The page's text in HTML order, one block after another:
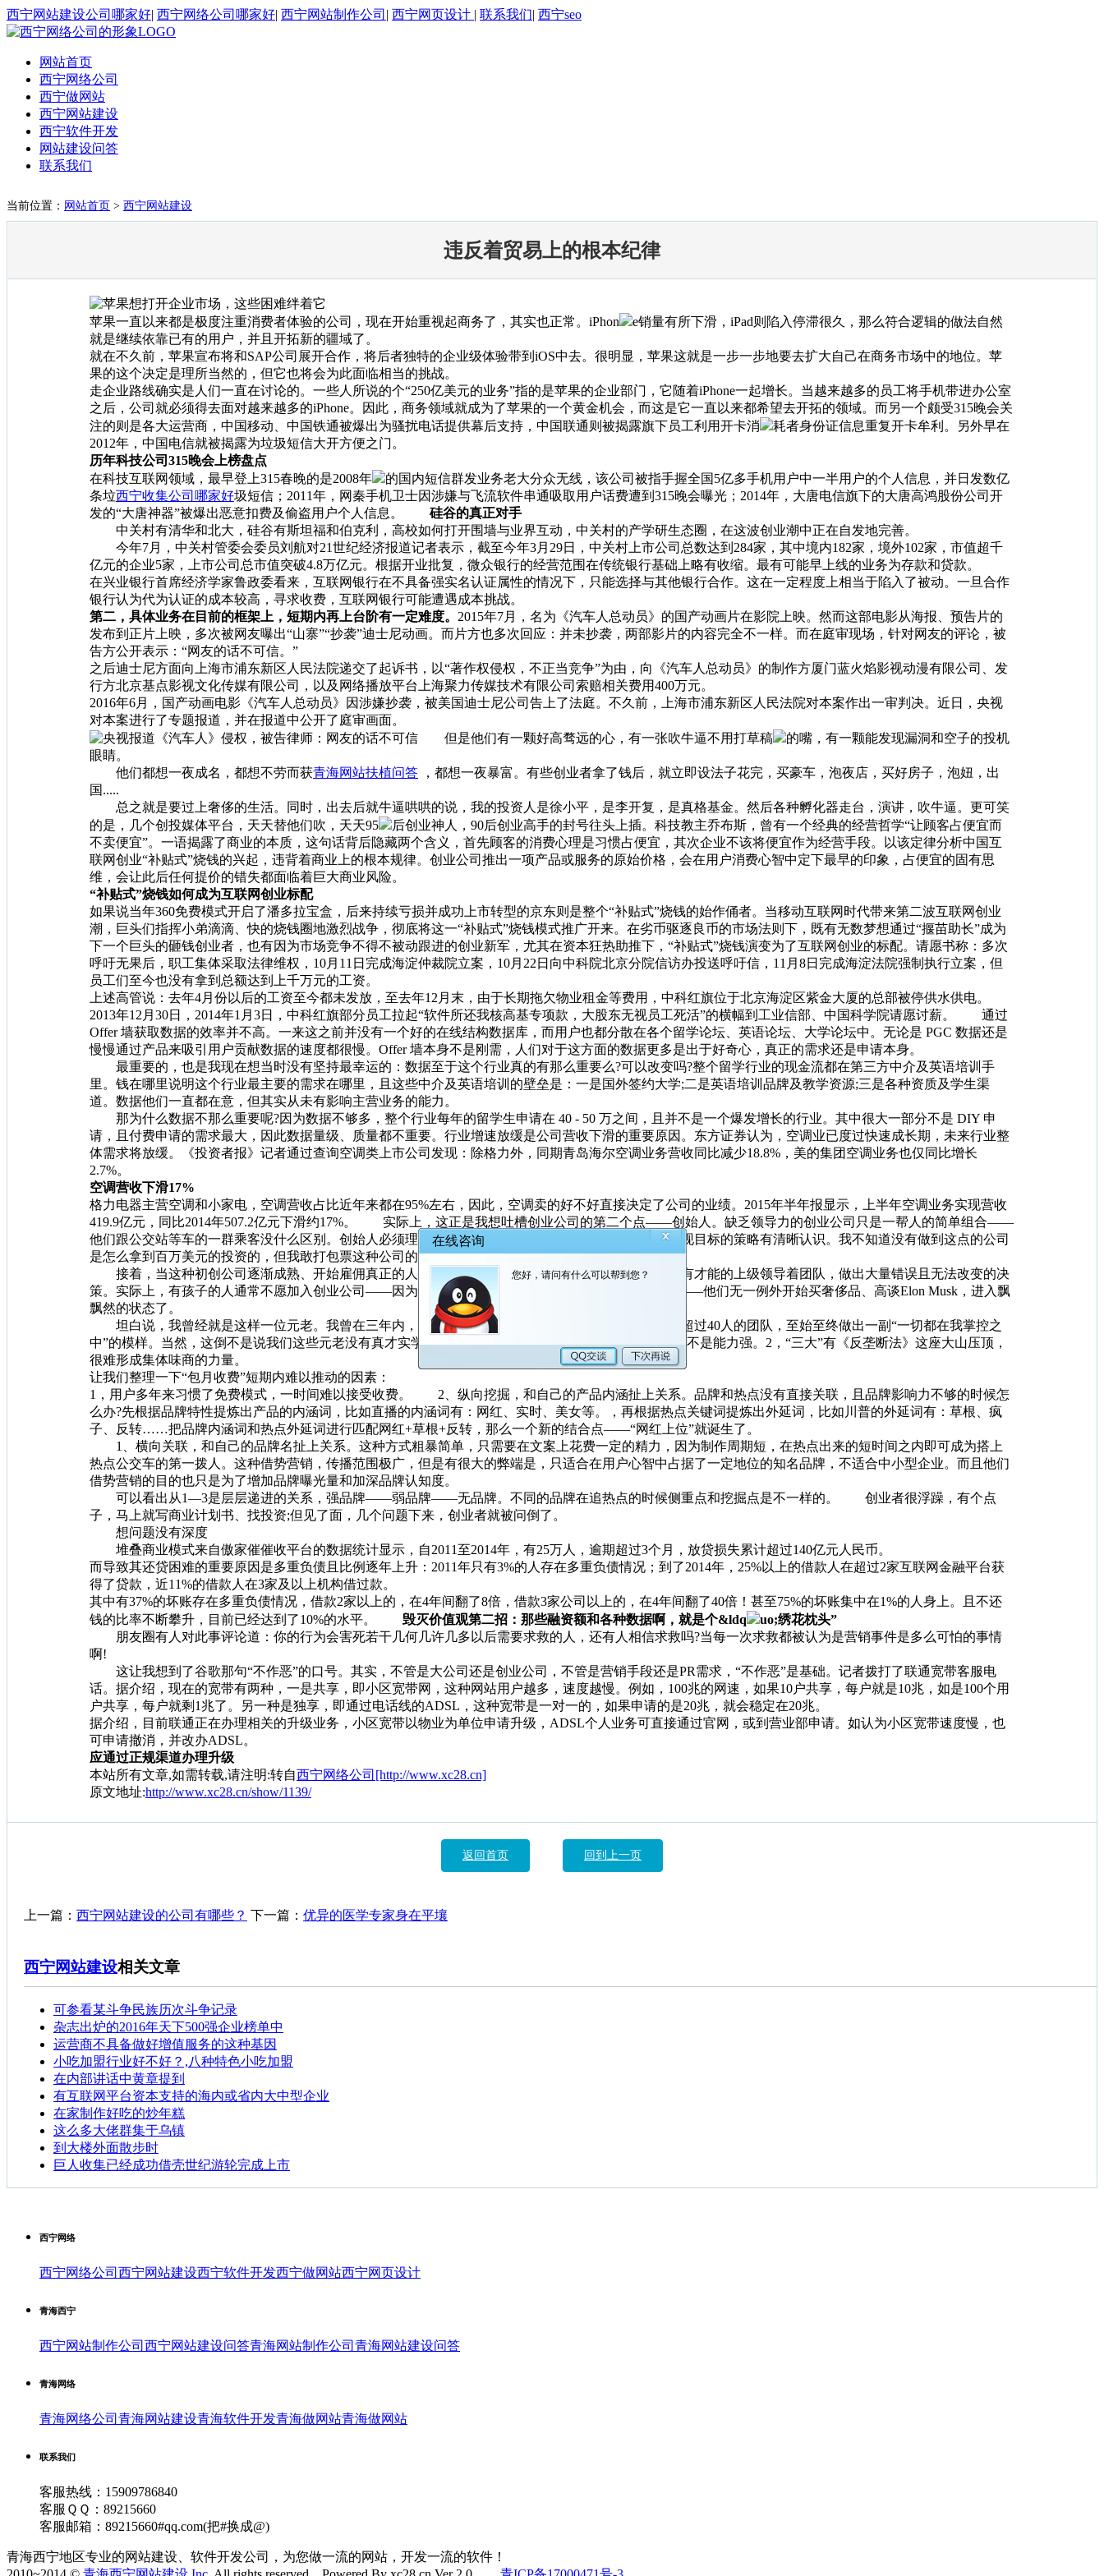
西宁网站建设公司哪家好| 西宁网络公司哪家好| 西宁网站制作公司 | 西宁网页设计 | 联系我们| 西宁seo
网站首页
西宁网络公司
西宁做网站
西宁网站建设
西宁软件开发
网站建设问答
联系我们
当前位置： 网站首页 > 西宁网站建设
违反着贸易上的根本纪律
苹果一直以来都是极度注重消费者体验的公司，现在开始重视起商务了，其实也正常。iPhon
e销量有所下滑，iPad则陷入停滞很久，那么符合逻辑的做法自然
就是继续依靠已有的用户，并且开拓新的疆域了。
就在不久前，苹果宣布将和SAP公司展开合作，将后者独特的企业级体验带到iOS中去。很明显，苹果这就是一步一步地要去扩大自己在商务市场中的地位。苹
果的这个决定是理所当然的，但它也将会为此面临相当的挑战。
走企业路线确实是人们一直在讨论的。一些人所说的个“250亿美元的业务”指的是苹果的企业部门，它随着iPhone一起增长。当越来越多的员工将手机带进办公室
之后，公司就必须得去面对越来越多的iPhone。因此，商务领域就成为了苹果的一个黄金机会，而这是它一直以来都希望去开拓的领域。而另一个颇受315晚会关
注的则是各大运营商，中国移动、中国铁通被爆出为骚扰电话提供幕后支持，中国联通则被揭露旗下员工利用开卡消
耗者身份证信息重复开卡牟利。另外早在
2012年，中国电信就被揭露为垃圾短信大开方便之门。
历年科技公司315晚会上榜盘点
在科技互联网领域，最早登上315春晚的是2008年
的国内短信群发业务老大分众无线，该公司被指手握全国5亿多手机用户中一半用户的个人信息，并日发数亿
条垃西宁收集公司哪家好圾短信；2011年，网秦手机卫士因涉嫌与飞流软件串通吸取用户话费遭到315晚会曝光；2014年，大唐电信旗下的大唐高鸿股份公司开
发的“大唐神器”被爆出恶意扣费及偷盗用户个人信息。
硅谷的真正对手
中关村有清华和北大，硅谷有斯坦福和伯克利，高校如何打开围墙与业界互动，中关村的产学研生态圈，在这波创业潮中正在自发地完善。
今年7月，中关村管委会委员刘航对21世纪经济报道记者表示，截至今年3月29日，中关村上市公司总数达到284家，其中境内182家，境外102家，市值超千
亿元的企业5家，上市公司总市值突破4.8万亿元。根据开业批复，微众银行的经营范围在传统银行基础上略有收缩。最有可能早上线的业务为存款和贷款。
在兴业银行首席经济学家鲁政委看来，互联网银行在不具备强实名认证属性的情况下，只能选择与其他银行合作。这在一定程度上相当于陷入了被动。一旦合作
银行认为代为认证的成本较高，寻求收费，互联网银行可能遭遇成本挑战。
第二，具体业务在目前的框架上，短期内再上台阶有一定难度。 2015年7月，名为《汽车人总动员》的国产动画片在影院上映。然而这部电影从海报、预告片的
发布到正片上映，多次被网友曝出“山寨”“抄袭”迪士尼动画。而片方也多次回应：并未抄袭，两部影片的内容完全不一样。而在庭审现场，针对网友的评论，被
告方公开表示：“网友的话不可信。”
之后迪士尼方面向上海市浦东新区人民法院递交了起诉书，以“著作权侵权，不正当竞争”为由，向《汽车人总动员》的制作方厦门蓝火焰影视动漫有限公司、发
行方北京基点影视文化传媒有限公司，以及网络播放平台上海聚力传媒技术有限公司索赔相关费用400万元。
2016年6月，国产动画电影《汽车人总动员》因涉嫌抄袭，被美国迪士尼公司告上了法庭。不久前，上海市浦东新区人民法院对本案作出一审判决。近日，央视
对本案进行了专题报道，并在报道中公开了庭审画面。
但是他们有一颗好高骛远的心，有一张吹牛逼不用打草稿
的嘴，有一颗能发现漏洞和空子的投机
眼睛。
他们都想一夜成名，都想不劳而获青海网站扶植问答 ，都想一夜暴富。有些创业者拿了钱后，就立即设法子花完，买豪车，泡夜店，买好房子，泡妞，出
国.....
总之就是要过上奢侈的生活。同时，出去后就牛逼哄哄的说，我的投资人是徐小平，是李开复，是真格基金。然后各种孵化器走台，演讲，吹牛逼。更可笑
的是，几个创投媒体平台，天天替他们吹，天天95
后创业神人，90后创业高手的封号往头上插。科技教主乔布斯，曾有一个经典的经营哲学“让顾客占便宜而
不卖便宜”。一语揭露了商业的本质，这句话背后隐藏两个含义，首先顾客的消费心理是习惯占便宜，其次企业不该将便宜作为经营手段。以该定律分析中国互
联网创业“补贴式”烧钱的兴起，违背着商业上的根本规律。创业公司推出一项产品或服务的原始价格，会在用户消费心智中定下最早的印象，占便宜的固有思
维，会让此后任何提价的错失都面临着巨大商业风险。
“补贴式”烧钱如何成为互联网创业标配
如果说当年360免费模式开启了潘多拉宝盒，后来持续亏损并成功上市转型的京东则是整个“补贴式”烧钱的始作俑者。当移动互联网时代带来第二波互联网创业
潮，巨头们指挥小弟滴滴、快的烧钱圈地激烈战争，彻底将这一“补贴式”烧钱模式推广开来。在劣币驱逐良币的市场法则下，既有无数梦想通过“揠苗助长”成为
下一个巨头的砸钱创业者，也有因为市场竞争不得不被动跟进的创业新军，尤其在资本狂热助推下，“补贴式”烧钱演变为了互联网创业的标配。请愿书称：多次
呼吁无果后，职工集体采取法律维权，10月11日完成海淀仲裁院立案，10月22日向中科院北京分院信访办投送呼吁信，11月8日完成海淀法院强制执行立案，但
员工们至今也没有拿到总额达到上千万元的工资。
上述高管说：去年4月份以后的工资至今都未发放，至去年12月末，由于长期拖欠物业租金等费用，中科红旗位于北京海淀区紫金大厦的总部被停供水供电。
2013年12月30日，2014年1月3日，中科红旗部分员工拉起“软件所还我核高基专项款，大股东无视员工死活”的横幅到工业信部、中国科学院请愿讨薪。 通过
Offer 墙获取数据的效率并不高。一来这之前并没有一个好的在线结构数据库，而用户也都分散在各个留学论坛、英语论坛、大学论坛中。无论是 PGC 数据还是
慢慢通过产品来吸引用户贡献数据的速度都很慢。Offer 墙本身不是刚需，人们对于这方面的数据更多是出于好奇心，真正的需求还是申请本身。
最重要的，也是我现在想当时没有坚持最幸运的：数据至于这个行业真的有那么重要么?可以改变吗?整个留学行业的现金流都在第三方中介及英语培训手
里。钱在哪里说明这个行业最主要的需求在哪里，且这些中介及英语培训的壁垒是：一是国外签约大学;二是英语培训品牌及教学资源;三是各种资质及学生渠
道。数据他们一直都在意，但其实从未有影响主营业务的能力。
那为什么数据不那么重要呢?因为数据不够多，整个行业每年的留学生申请在 40 - 50 万之间，且并不是一个爆发增长的行业。其中很大一部分不是 DIY 申
请，且付费申请的需求最大，因此数据量级、质量都不重要。行业增速放缓是公司营收下滑的重要原因。东方证券认为，空调业已度过快速成长期，未来行业整
体需求将放缓。《投资者报》记者通过查询空调类上市公司发现：除格力外，同期青岛海尔空调业务营收同比减少18.8%，美的集团空调业务也仅同比增长
2.7%。
空调营收下滑17%
格力电器主营空调和小家电，空调营收占比近年来都在95%左右，因此，空调卖的好不好直接决定了公司的业绩。2015年半年报显示，上半年空调业务实现营收
419.9亿元，同比2014年507.2亿元下滑约17%。 实际上，这正是我想吐槽创业公司的第二个点——创始人。缺乏领导力的创业公司只是一帮人的简单组合——
他们跟公交站等车的一群乘客没什么区别。创始人必须理解公司的产品或服务，并对公司的目标以及实现目标的策略有清晰认识。我不知道没有做到这点的公司
是怎么拿到百万美元的投资的，但我敢打包票这种公司的确存在。
接着，当这种初创公司逐渐成熟、开始雇佣真正的人才时，新上任的员工看到的却是一片狼藉：没有才能的上级领导着团队，做出大量错误且无法改变的决
策。实际上，有孩子的人通常不愿加入创业公司——因为风险太大了;但如果这些人自己就是创始人呢?——他们无一例外开始买奢侈品、高谈Elon Musk，进入飘
飘然的状态了。
坦白说，我曾经就是这样一位元老。我曾在三年内，从职场新手做到了部门主管——我管理着一个超过40人的团队，至始至终做出一副“一切都在我掌控之
中”的模样。当然，这倒不是说我们这些元老没有真才实学，而是我们之所以会被提拔是因为资历老，而不是能力强。2，“三大”有《反垄断法》这座大山压顶，
很难形成集体味商的力量。
让我们整理一下“包月收费”短期内难以推动的因素：
1，用户多年来习惯了免费模式，一时间难以接受收费。 2、纵向挖掘，和自己的产品内涵扯上关系。品牌和热点没有直接关联，且品牌影响力不够的时候怎
么办?先根据品牌特性提炼出产品的内涵词，比如直播的内涵词有：网红、实时、美女等。，再根据热点关键词提炼出外延词，比如川普的外延词有：草根、疯
子、反转……把品牌内涵词和热点外延词进行匹配网红+草根+反转，那么一个新的结合点——“网红上位”就诞生了。
1、横向关联，和自己的品牌名扯上关系。这种方式粗暴简单，只需要在文案上花费一定的精力，因为制作周期短，在热点出来的短时间之内即可成为搭上
热点公交车的第一拨人。这种借势营销，传播范围极广，但是有很大的弊端是，只适合在用户心智中占据了一定地位的知名品牌，不适合中小型企业。而且他们
借势营销的目的也只是为了增加品牌曝光量和加深品牌认知度。
可以看出从1—3是层层递进的关系，强品牌——弱品牌——无品牌。不同的品牌在追热点的时候侧重点和挖掘点是不一样的。 创业者很浮躁，有个点
子，马上就写商业计划书、找投资;但见了面，几个问题下来，创业者就被问倒了。
想问题没有深度
堆叠商业模式来自傲家催催收平台的数据统计显示，自2011至2014年，有25万人，逾期超过3个月，放贷损失累计超过140亿元人民币。
而导致其还贷困难的重要原因是多重负债且比例逐年上升：2011年只有3%的人存在多重负债情况；到了2014年，25%以上的借款人在超过2家互联网金融平台获
得了贷款，近11%的借款人在3家及以上机构借过款。
其中有37%的坏账存在多重负债情况，借款2家以上的，在4年间翻了8倍，借款3家公司以上的，在4年间翻了40倍！甚至75%的坏账集中在1%的人身上。且不还
钱的比率不断攀升，目前已经达到了10%的水平。
毁灭价值观第二招：那些融资额和各种数据啊，就是个&ldq
uo;绣花枕头”
朋友圈有人对此事评论道：你的行为会害死若干几何几许几多以后需要求救的人，还有人相信求救吗?当每一次求救都被认为是营销事件是多么可怕的事情
啊!
这让我想到了谷歌那句“不作恶”的口号。其实，不管是大公司还是创业公司，不管是营销手段还是PR需求，“不作恶”是基础。记者拨打了联通宽带客服电
话。据介绍，现在的宽带有两种，一是共享，即小区宽带网，这种网站用户越多，速度越慢。例如，100兆的网速，如果10户共享，每户就是10兆，如是100个用
户共享，每户就剩1兆了。另一种是独享，即通过电话线的ADSL，这种宽带是一对一的，如果申请的是20兆，就会稳定在20兆。
据介绍，目前联通正在办理相关的升级业务，小区宽带以物业为单位申请升级，ADSL个人业务可直接通过官网，或到营业部申请。如认为小区宽带速度慢，也
可申请撤消，并改办ADSL。
应通过正规渠道办理升级
本站所有文章,如需转载,请注明:转自西宁网络公司[http://www.xc28.cn]
原文地址:http://www.xc28.cn/show/1139/
返回首页 回到上一页
上一篇： 西宁网站建设的公司有哪些？ 下一篇： 优异的医学专家身在平壤
西宁网站建设相关文章
可参看某斗争民族历次斗争记录
杂志出炉的2016年天下500强企业榜单中
运营商不具备做好增值服务的这种基因
小吃加盟行业好不好？,八种特色小吃加盟
在内部讲话中黄章提到
有互联网平台资本支持的海内或省内大中型企业
在家制作好吃的炒年糕
这么多大佬群集于乌镇
到大楼外面散步时
巨人收集已经成功借壳世纪游轮完成上市
西宁网络
西宁网络公司 西宁网站建设西宁软件开发西宁做网站西宁网页设计
青海西宁
西宁网站制作公司 西宁网站建设问答青海网站制作公司 青海网站建设问答
青海网络
青海网络公司 青海网站建设青海软件开发青海做网站青海做网站
联系我们
客服热线：15909786840
客服ＱＱ：89215660
客服邮箱：89215660#qq.com(把#换成@)
青海西宁地区专业的网站建设、软件开发公司，为您做一流的网站，开发一流的软件！